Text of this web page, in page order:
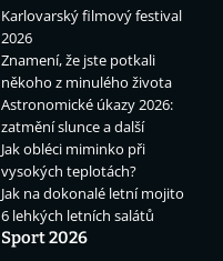
Karlovarský filmový festival
2026
Znamení, že jste potkali
někoho z minulého života
Astronomické úkazy 2026:
zatmění slunce a další
Jak obléci miminko při
vysokých teplotách?
Jak na dokonalé letní mojito
6 lehkých letních salátů
Sport 2026